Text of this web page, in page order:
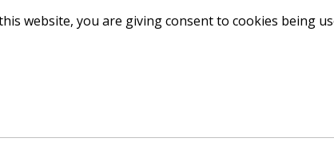
website, you are giving consent to cookies being